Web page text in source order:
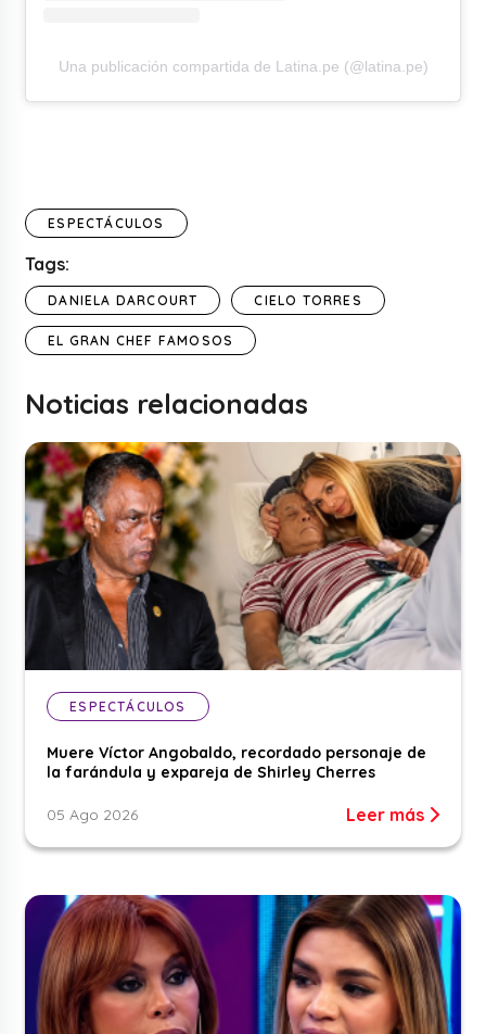
Una publicación compartida de Latina.pe (@latina.pe)
ESPECTÁCULOS
Tags:
DANIELA DARCOURT CIELO TORRES
EL GRAN CHEF FAMOSOS
Noticias relacionadas
ESPECTÁCULOS
Muere Víctor Angobaldo, recordado personaje de
la farándula y expareja de Shirley Cherres
05 Ago 2026 Leer más